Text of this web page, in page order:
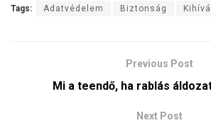
Tags: Adatvédelem Biztonság
Previous Post
Mi a teendő, ha rablás
Next Post